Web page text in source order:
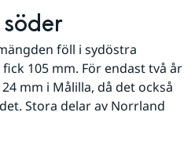
föll i sydöstra
105 mm. För endast två år
mm i Målilla, då det också
Stora delar av Norrland